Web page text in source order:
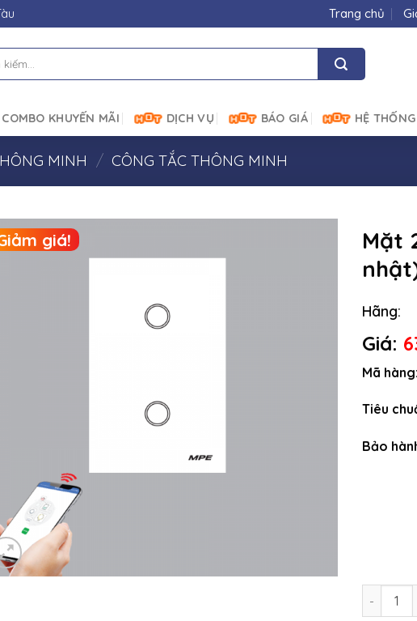
Trang chủ
COMBO KHUYẾN MÃI DỊCH VỤ BÁO GIÁ HỆ
MINH / CÔNG TẮC THÔNG MINH
giá!
Mặt
Giá:
Hãng:
Mã
Tiêu
Bảo
Số lượng